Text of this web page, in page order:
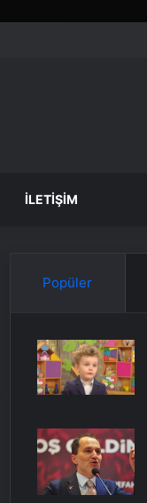
İLETIŞIM
Popüler